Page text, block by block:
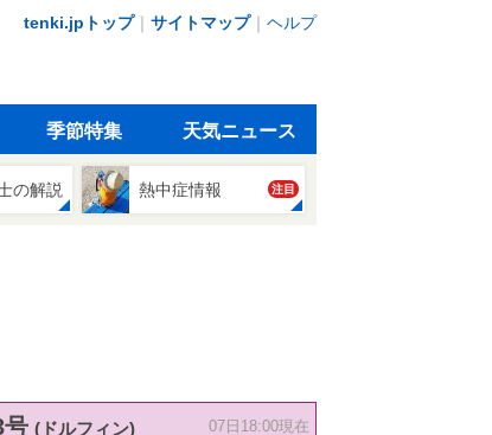
tenki.jpトップ｜ サイトマップ｜ ヘルプ
季節特集 天気ニュース
の解説 熱中症情報 注目
号 (ドルフィン) 07日18:00現在